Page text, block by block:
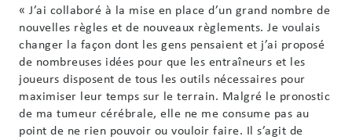
« J’ai collaboré à la mise en place d’un grand nombre de
nouvelles règles et de nouveaux règlements. Je voulais
changer la façon dont les gens pensaient et j’ai proposé
de nombreuses idées pour que les entraîneurs et les
joueurs disposent de tous les outils nécessaires pour
maximiser leur temps sur le terrain. Malgré le pronostic
de ma tumeur cérébrale, elle ne me consume pas au
point de ne rien pouvoir ou vouloir faire. Il s’agit de